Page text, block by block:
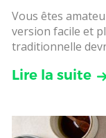
Vous êtes
version facile et
traditionnelle
Lire la suite